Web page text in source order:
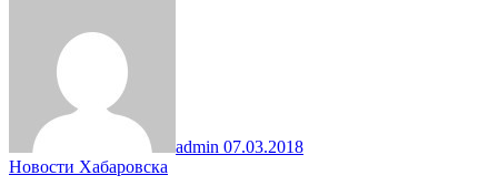
admin 07.03.2018
Новости Хабаровска